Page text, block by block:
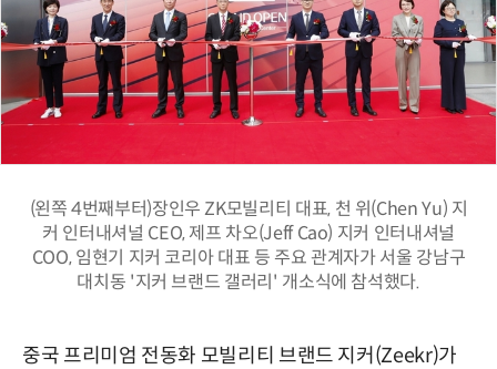
(왼쪽 4번째부터)장인우 ZK모빌리티 대표, 천 위(Chen Yu) 지
커 인터내셔널 CEO, 제프 차오(Jeff Cao) 지커 인터내셔널
COO, 임현기 지커 코리아 대표 등 주요 관계자가 서울 강남구
대치동 '지커 브랜드 갤러리' 개소식에 참석했다.
중국 프리미엄 전동화 모빌리티 브랜드 지커(Zeekr)가